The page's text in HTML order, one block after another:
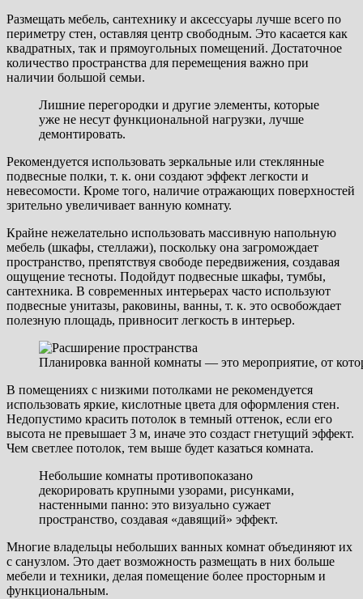
Размещать мебель, сантехнику и аксессуары лучше всего по
периметру стен, оставляя центр свободным. Это касается как
квадратных, так и прямоугольных помещений. Достаточное
количество пространства для перемещения важно при
наличии большой семьи.
Лишние перегородки и другие элементы, которые
уже не несут функциональной нагрузки, лучше
демонтировать.
Рекомендуется использовать зеркальные или стеклянные
подвесные полки, т. к. они создают эффект легкости и
невесомости. Кроме того, наличие отражающих поверхностей
зрительно увеличивает ванную комнату.
Крайне нежелательно использовать массивную напольную
мебель (шкафы, стеллажи), поскольку она загромождает
пространство, препятствуя свободе передвижения, создавая
ощущение тесноты. Подойдут подвесные шкафы, тумбы,
сантехника. В современных интерьерах часто используют
подвесные унитазы, раковины, ванны, т. к. это освобождает
полезную площадь, привносит легкость в интерьер.
Планировка ванной комнаты — это мероприятие, от
В помещениях с низкими потолками не рекомендуется
использовать яркие, кислотные цвета для оформления стен.
Недопустимо красить потолок в темный оттенок, если его
высота не превышает 3 м, иначе это создаст гнетущий эффект.
Чем светлее потолок, тем выше будет казаться комната.
Небольшие комнаты противопоказано
декорировать крупными узорами, рисунками,
настенными панно: это визуально сужает
пространство, создавая «давящий» эффект.
Многие владельцы небольших ванных комнат объединяют их
с санузлом. Это дает возможность размещать в них больше
мебели и техники, делая помещение более просторным и
функциональным.